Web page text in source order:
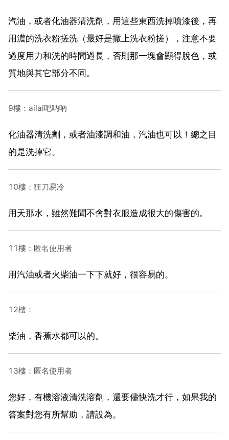
汽油，或者化油器清洗劑，用這些東西洗掉噴漆後，再
用濃的洗衣粉搓洗（最好是撒上洗衣粉搓），注意不要
過度用力和洗的時間過長，否則那一塊會顯得脫色，或
質地與其它部分不同。
9樓：ailai吧吶吶
化油器清洗劑，或者油漆調和油，汽油也可以！總之目
的是洗掉它。
10樓：狂刀易冷
用天那水，雖然難聞不會對衣服造成很大的傷害的。
11樓：匿名使用者
用汽油或者火柴油一下下就好，很容易的。
12樓：
柴油，香蕉水都可以的。
13樓：匿名使用者
您好，有機溶液清洗溶劑，還要儘快洗才行，如果我的
答案對您有所幫助，請設為。